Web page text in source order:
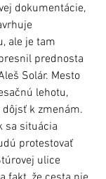
dokumentácie,
ale je tam
prednosta
Solár. Mesto
lehotu,
k zmenám.
sa situácia
protestovať
ulice